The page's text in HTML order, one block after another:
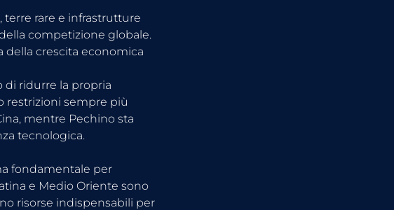
rare e infrastrutture
competizione globale.
della crescita economica
di ridurre la propria
restrizioni sempre più
mentre Pechino sta
tecnologica.
fondamentale per
e Medio Oriente sono
risorse indispensabili per